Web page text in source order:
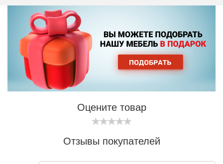
Оцените товар
Отзывы покупателей